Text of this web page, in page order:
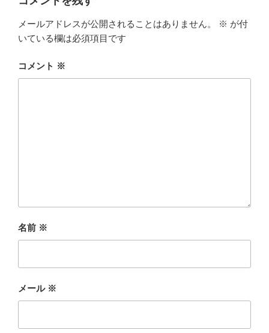
メールアドレスが公開されることはありません。 ※ が付
いている欄は必須項目です
コメント ※
名前 ※
メール ※